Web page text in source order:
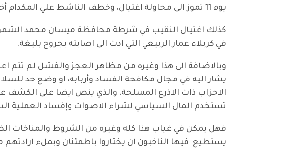
يوم 11 تموز الى محاولة اغتيال، وخطف الناشط علي المكدام أخيرا في بغداد وتعذيبه.
كذلك اغتيال النقيب في شرطة محافظة ميسان محمد
في كربلاء عمار الربيعي التي ادت الى اصابته بجروح بليغة.
وبالاضافة الى هذا وغيره من مظاهر العجز والفشل لم تتم
يشار اليه في مجال مكافحة الفساد وأربابه، او وضع حد
الاحزاب ذات الاذرع المسلحة، والذي ينص ايضا على الكشف
تستخدم المال السياسي لشراء الاصوات وإفساد العملية
فهل يمكن في غياب هذا كله وغيره من الشروط والمناخات
يستطيع فيها الناخبون ان يختاروا باطمئنان وبملء